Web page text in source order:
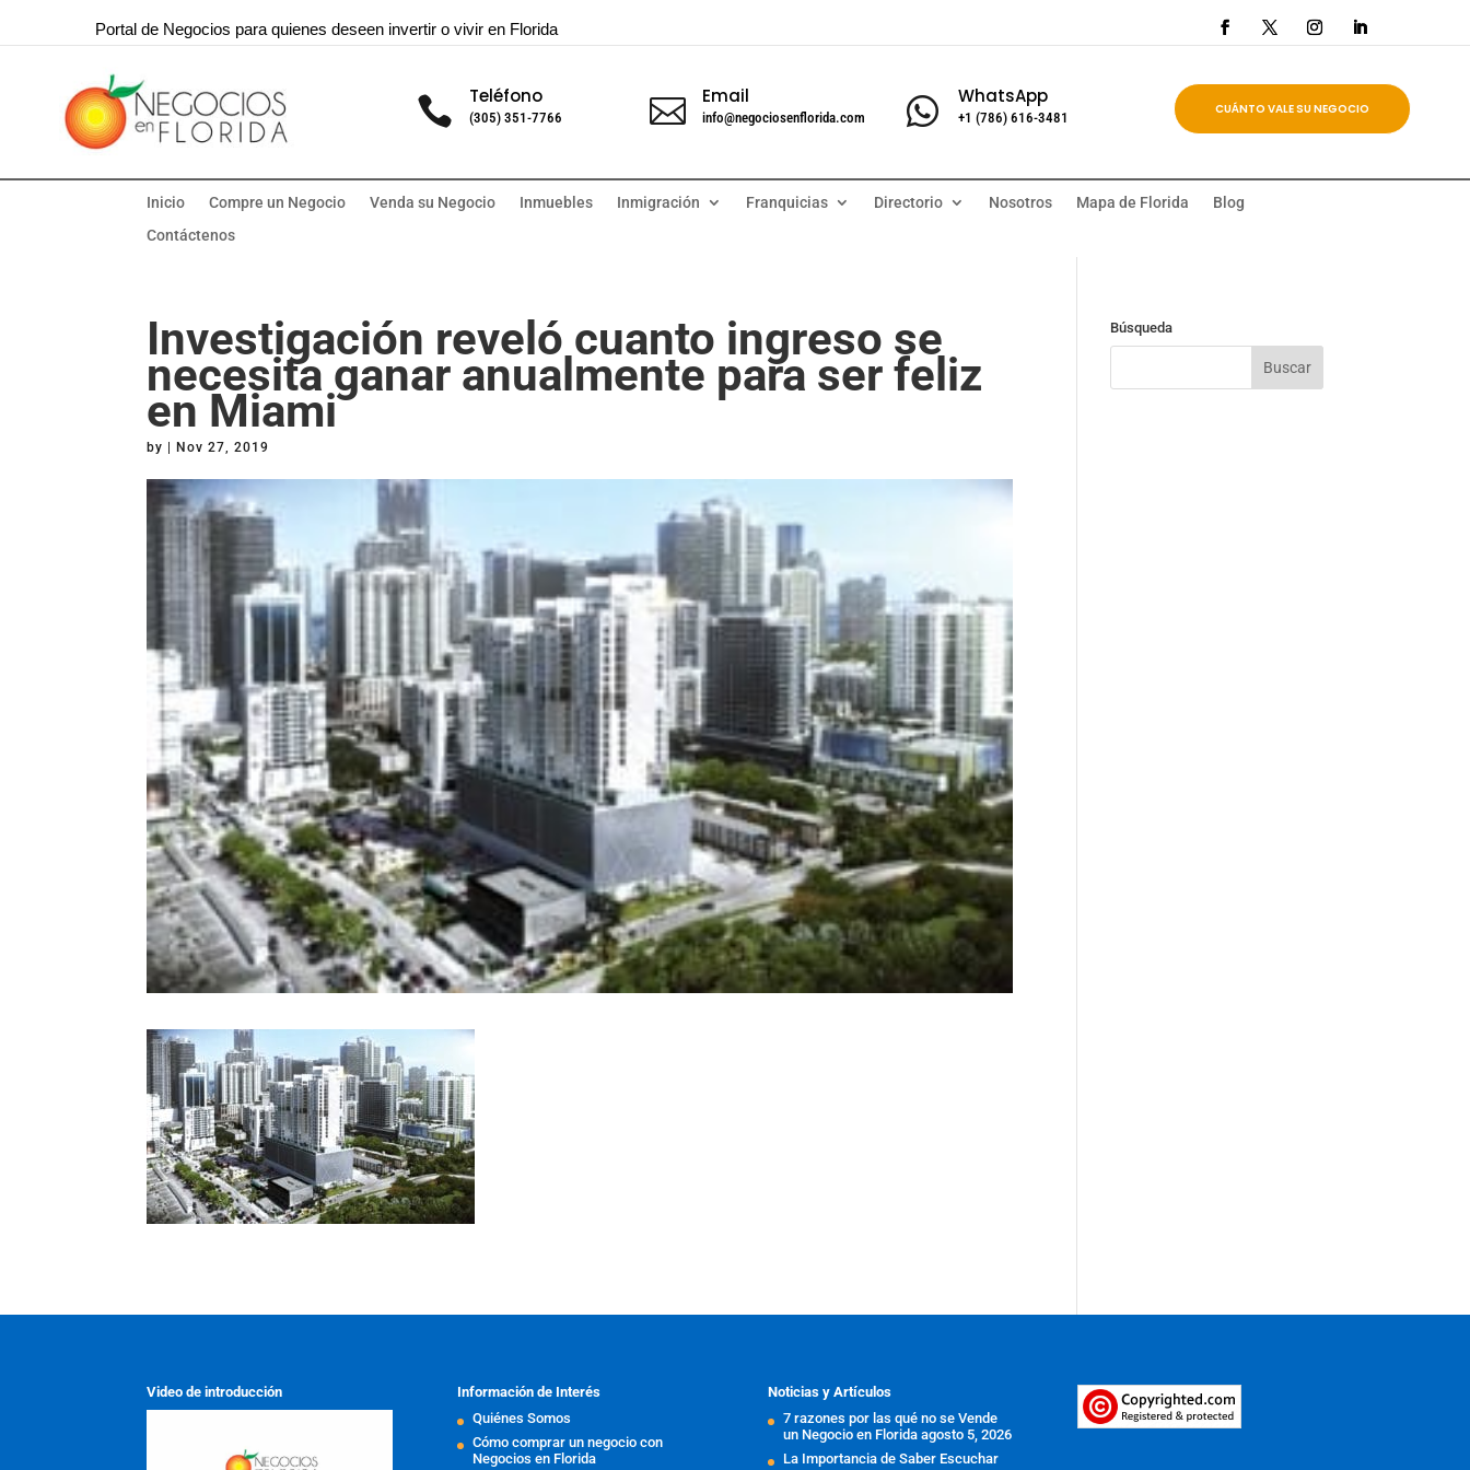
Portal de Negocios para quienes deseen invertir o vivir en Florida
 Teléfono
(305) 351-7766  Email
info@negociosenflorida.com  WhatsApp
+1 (786) 616-3481
CUÁNTO VALE SU NEGOCIO
Inicio Compre un Negocio Venda su Negocio Inmuebles Inmigración Franquicias Directorio Nosotros Mapa de Florida
Blog
Contáctenos
Investigación reveló cuanto ingreso se
necesita ganar anualmente para ser feliz
en Miami
by Nov 27, 2019
Búsqueda
Video de introducción
Información de Interés
Quiénes Somos
Cómo comprar un negocio con
Negocios en Florida
Noticias y Artículos
7 razones por las qué no se Vende
un Negocio en Florida agosto 5, 2026
La Importancia de Saber Escuchar